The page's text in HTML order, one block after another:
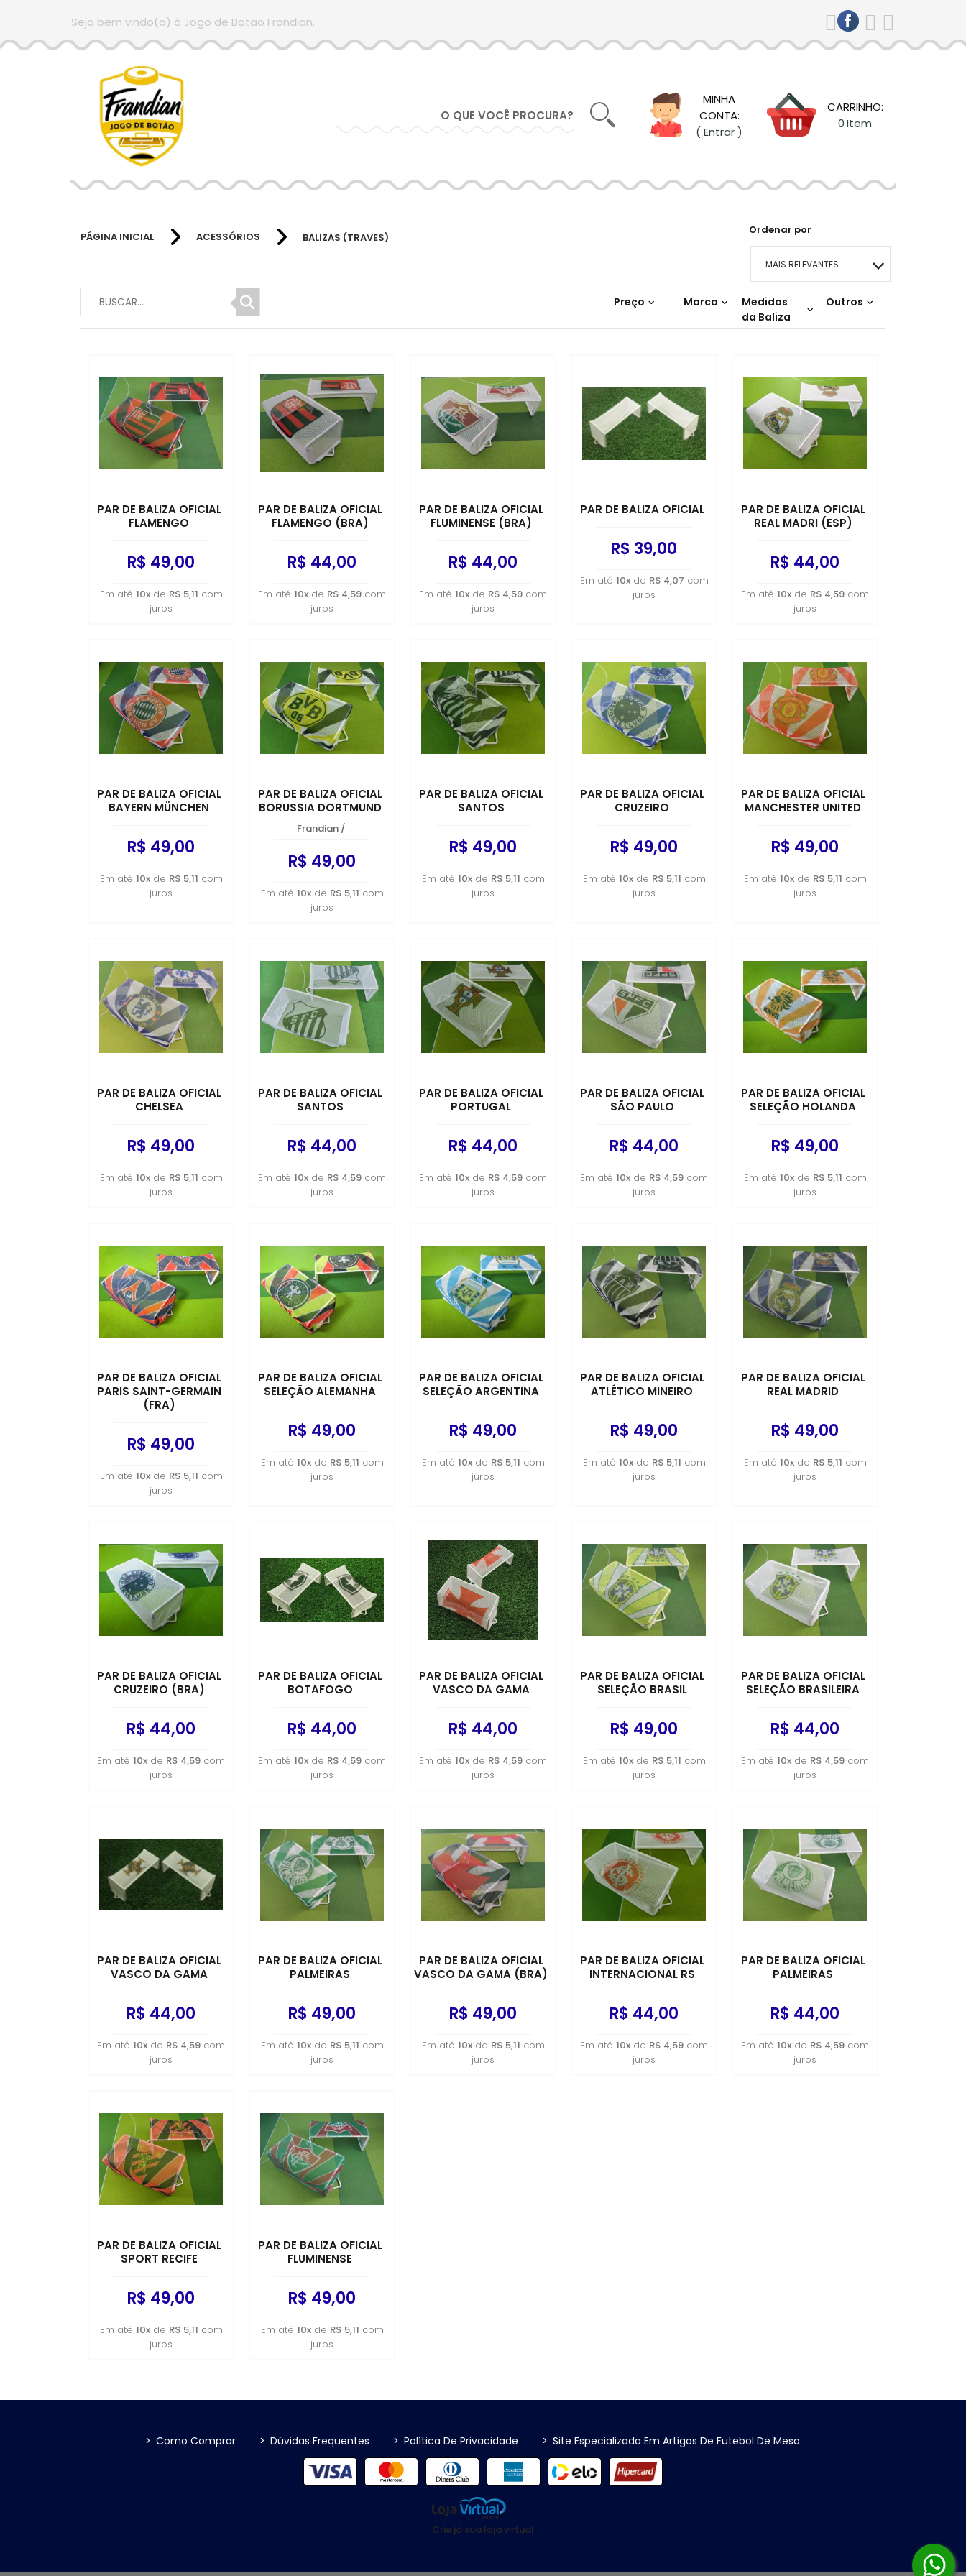
Seja bem vindo(a) à Jogo de Botão Frandian.
MINHA
CONTA:
( Entrar )
CARRINHO:
0Item
PÁGINA INICIAL ACESSÓRIOS BALIZAS (TRAVES)
Ordenar por
MAIS RELEVANTES
MAIS VENDIDOS
A - Z
Preço Marca
Medidas
da Baliza
(Dadinho)Ø 110mm x 45mm
(Dadinho)Ø110mm x 45mm
Outros
Lançamentos
PAR DE BALIZA OFICIAL
FLAMENGO
R$ 49,00
Em até 10xde R$ 5,11 com
juros
PAR DE BALIZA OFICIAL
FLAMENGO (BRA)
R$ 44,00
Em até 10x de R$ 4,59 com
juros
PAR DE BALIZA OFICIAL
FLUMINENSE (BRA)
R$ 44,00
Em até 10x de R$ 4,59 com
juros
PAR DE BALIZA OFICIAL
R$ 39,00
Em até 10xde R$ 4,07 com
juros
PAR DE BALIZA OFICIAL
REAL MADRI (ESP)
R$ 44,00
Em até 10x de R$ 4,59 com
juros
PAR DE BALIZA OFICIAL
BAYERN MÜNCHEN
R$ 49,00
Em até 10xde R$ 5,11 com
juros
PAR DE BALIZA OFICIAL
BORUSSIA DORTMUND
Frandian /
R$ 49,00
Em até 10xde R$ 5,11 com
juros
PAR DE BALIZA OFICIAL
SANTOS
R$ 49,00
Em até 10xde R$ 5,11 com
juros
PAR DE BALIZA OFICIAL
CRUZEIRO
R$ 49,00
Em até 10xde R$ 5,11 com
juros
PAR DE BALIZA OFICIAL
MANCHESTER UNITED
R$ 49,00
Em até 10xde R$ 5,11 com
juros
PAR DE BALIZA OFICIAL
CHELSEA
R$ 49,00
Em até 10xde R$ 5,11 com
juros
PAR DE BALIZA OFICIAL
SANTOS
R$ 44,00
Em até 10x de R$ 4,59 com
juros
PAR DE BALIZA OFICIAL
PORTUGAL
R$ 44,00
Em até 10x de R$ 4,59 com
juros
PAR DE BALIZA OFICIAL
SÃO PAULO
R$ 44,00
Em até 10x de R$ 4,59 com
juros
PAR DE BALIZA OFICIAL
SELEÇÃO HOLANDA
R$ 49,00
Em até 10xde R$ 5,11 com
juros
PAR DE BALIZA OFICIAL
PARIS SAINT-GERMAIN
(FRA)
R$ 49,00
Em até 10xde R$ 5,11 com
juros
PAR DE BALIZA OFICIAL
SELEÇÃO ALEMANHA
R$ 49,00
Em até 10xde R$ 5,11 com
juros
PAR DE BALIZA OFICIAL
SELEÇÃO ARGENTINA
R$ 49,00
Em até 10xde R$ 5,11 com
juros
PAR DE BALIZA OFICIAL
ATLÉTICO MINEIRO
R$ 49,00
Em até 10xde R$ 5,11 com
juros
PAR DE BALIZA OFICIAL
REAL MADRID
R$ 49,00
Em até 10xde R$ 5,11 com
juros
PAR DE BALIZA OFICIAL
CRUZEIRO (BRA)
R$ 44,00
Em até 10x de R$ 4,59 com
juros
PAR DE BALIZA OFICIAL
BOTAFOGO
R$ 44,00
Em até 10x de R$ 4,59 com
juros
PAR DE BALIZA OFICIAL
VASCO DA GAMA
R$ 44,00
Em até 10x de R$ 4,59 com
juros
PAR DE BALIZA OFICIAL
SELEÇÃO BRASIL
R$ 49,00
Em até 10xde R$ 5,11 com
juros
PAR DE BALIZA OFICIAL
SELEÇÃO BRASILEIRA
R$ 44,00
Em até 10x de R$ 4,59 com
juros
PAR DE BALIZA OFICIAL
VASCO DA GAMA
R$ 44,00
Em até 10x de R$ 4,59 com
juros
PAR DE BALIZA OFICIAL
PALMEIRAS
R$ 49,00
Em até 10xde R$ 5,11 com
juros
PAR DE BALIZA OFICIAL
VASCO DA GAMA (BRA)
R$ 49,00
Em até 10xde R$ 5,11 com
juros
PAR DE BALIZA OFICIAL
INTERNACIONAL RS
R$ 44,00
Em até 10x de R$ 4,59 com
juros
PAR DE BALIZA OFICIAL
PALMEIRAS
R$ 44,00
Em até 10x de R$ 4,59 com
juros
PAR DE BALIZA OFICIAL
SPORT RECIFE
R$ 49,00
Em até 10xde R$ 5,11 com
juros
PAR DE BALIZA OFICIAL
FLUMINENSE
R$ 49,00
Em até 10xde R$ 5,11 com
juros
> Como Comprar > Dúvidas Frequentes > Política De Privacidade > Site Especializada Em Artigos De Futebol De Mesa.
Crie já sua loja virtual